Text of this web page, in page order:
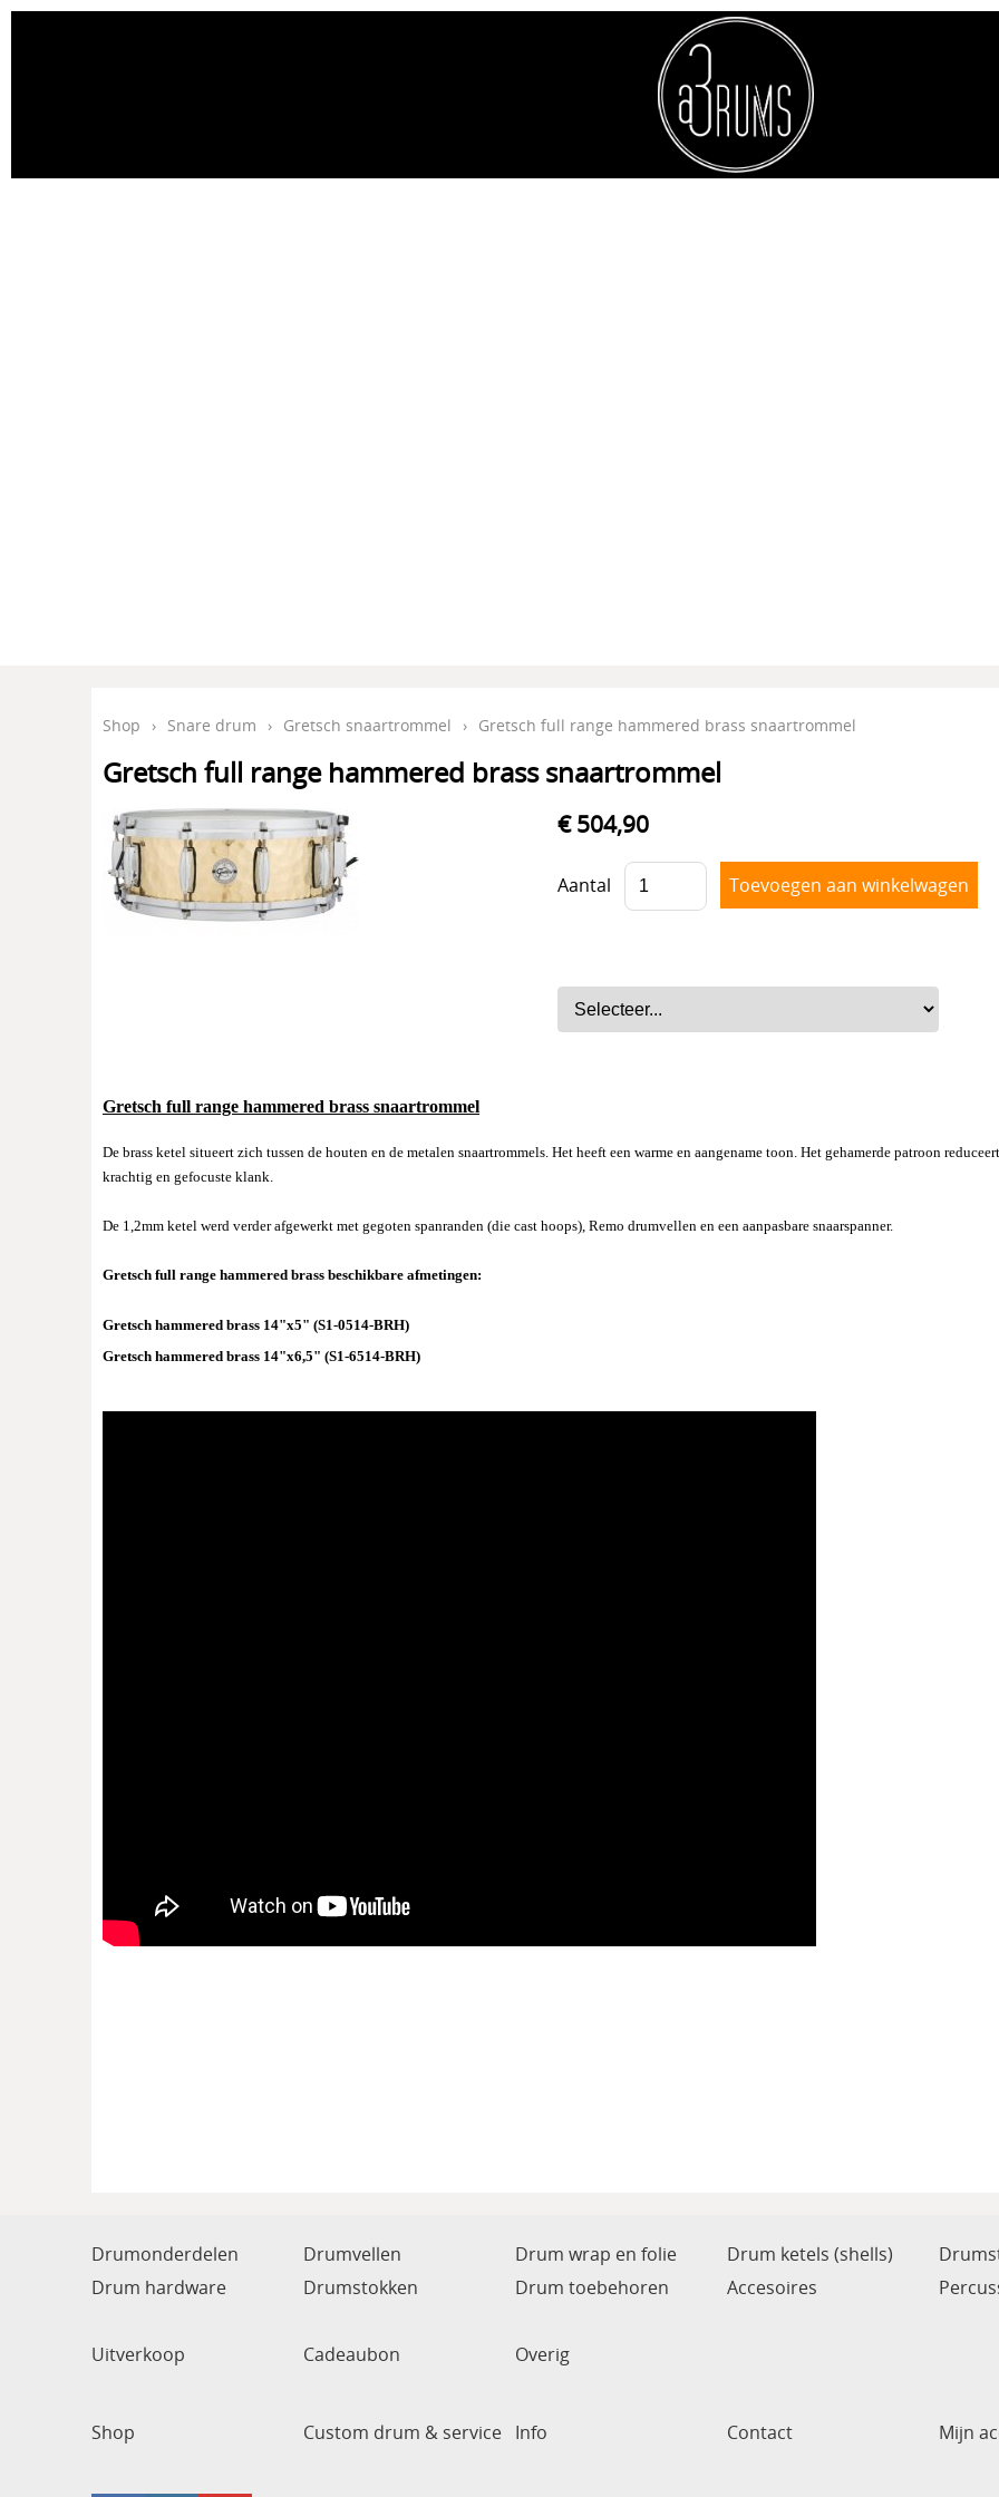
Shop › Snare drum › Gretsch snaartrommel › Gretsch full range hammered brass snaartrommel
Gretsch full range hammered brass snaartrommel
€ 504,90
Aantal
Gretsch full range hammered brass snaartrommel
De brass ketel situeert zich tussen de houten en de metalen snaartrommels. Het heeft een warme en aangename toon. Het gehamerde patroon
krachtig en gefocuste klank.
De 1,2mm ketel werd verder afgewerkt met gegoten spanranden (die cast hoops), Remo drumvellen en een aanpasbare snaarspanner.
Gretsch full range hammered brass beschikbare afmetingen:
Gretsch hammered brass 14"x5" (S1-0514-BRH)
Gretsch hammered brass 14"x6,5" (S1-6514-BRH)
Drumonderdelen Drumvellen Drum wrap en folie Drum ketels (shells)
Drum hardware
Drumstokken Drum toebehoren Accesoires
Uitverkoop
Cadeaubon Overig
Shop Custom drum & service Info Contact Mijn